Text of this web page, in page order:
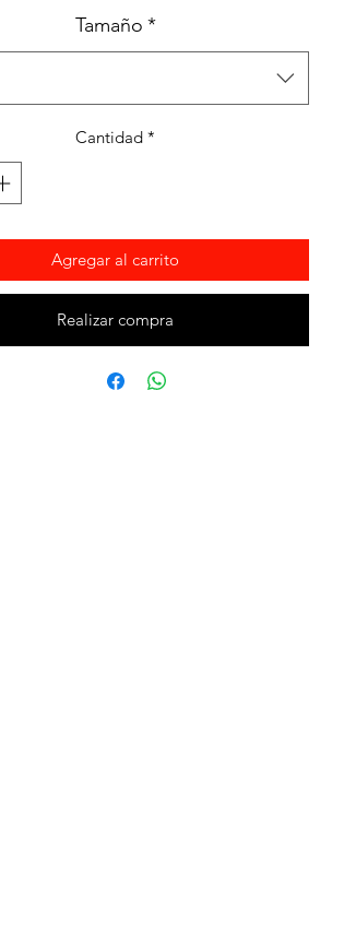
Tamaño *
Cantidad *
Agregar al carrito
Realizar compra